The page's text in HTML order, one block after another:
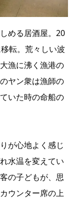
める居酒屋。20
転。荒々しい波
漁に沸く漁港の
ヤン衆は漁師の
いた時の命船の
が心地よく感じ
水温を変えてい
の子どもが、思
ウンター席の上